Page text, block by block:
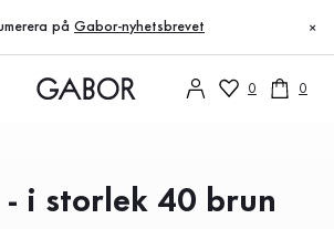
på Gabor-nyhetsbrevet ×
0 0
- i storlek 40 brun